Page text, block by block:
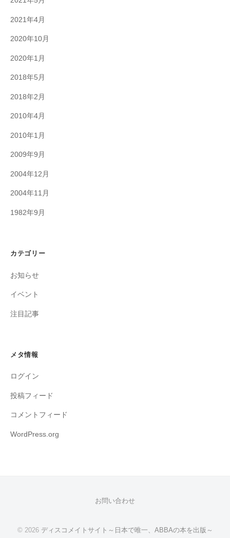
2021年4月
2020年10月
2020年1月
2018年5月
2018年2月
2010年4月
2010年1月
2009年9月
2004年12月
2004年11月
1982年9月
カテゴリー
お知らせ
イベント
注目記事
メタ情報
ログイン
投稿フィード
コメントフィード
WordPress.org
お問い合わせ
© 2026 ディスコメイトサイト～日本で唯一、ABBAの本を出版～